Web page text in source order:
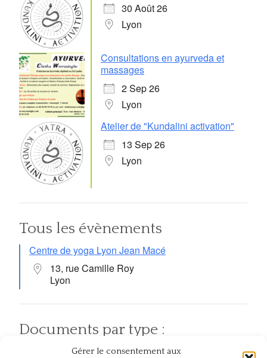
Gérer le consentement aux
30 Août 26
Lyon
Consultations en ayurveda et
massages
2 Sep 26
Lyon
Atelier de "Kundalini activation"
13 Sep 26
Lyon
Tous les évènements
Centre de yoga Lyon Jean Macé
13, rue Camille Roy
Lyon
Documents par type :